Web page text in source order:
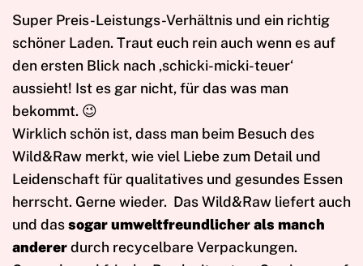
Super Preis-Leistungs-Verhältnis und ein richtig
schöner Laden. Traut euch rein auch wenn es auf
den ersten Blick nach ‚schicki-micki-teuer‘
aussieht! Ist es gar nicht, für das was man
bekommt. 😉
Wirklich schön ist, dass man beim Besuch des
Wild&Raw merkt, wie viel Liebe zum Detail und
Leidenschaft für qualitatives und gesundes Essen
herrscht. Gerne wieder. Das Wild&Raw liefert auch
und dassogar umweltfreundlicher als manch
andererdurch recycelbare Verpackungen.